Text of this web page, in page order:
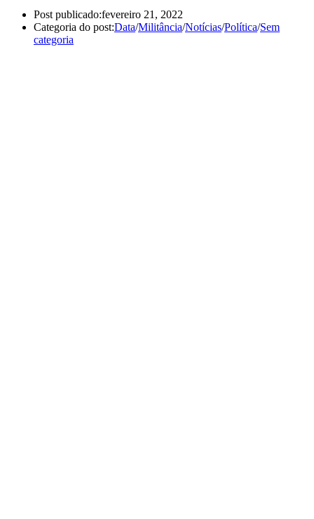
Post publicado:fevereiro 21, 2022
Categoria do post:Data/Militância/Notícias/Política/Sem
categoria